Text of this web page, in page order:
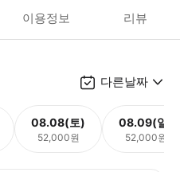
이용정보 리뷰
다른날짜
08.08(토)
52,000원
08.09(일)
52,000원